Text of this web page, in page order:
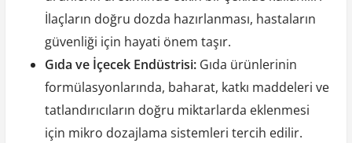
İlaçların doğru dozda hazırlanması, hastaların
güvenliği için hayati önem taşır.
Gıda ve İçecek Endüstrisi:Gıda ürünlerinin
formülasyonlarında, baharat, katkı maddeleri ve
tatlandırıcıların doğru miktarlarda eklenmesi
için mikro dozajlama sistemleri tercih edilir.